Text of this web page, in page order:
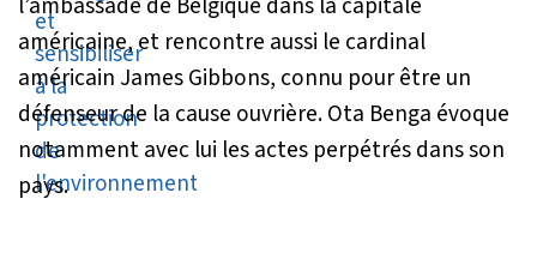
américaine, et rencontre aussi le cardinal
américain James Gibbons, connu pour être un
défenseur de la cause ouvrière. Ota Benga évoque
notamment avec lui les actes perpétrés dans son
pays.